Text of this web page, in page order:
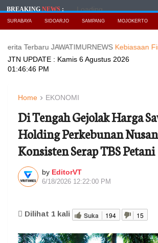
BREAKINGNEWS: Loading...
SURABAYA SIDOARJO SAMPANG MOJOKERTO
JAWATIMURNEWSKebiasaan Finansial
JTN UPDATE : Kamis 6 Agustus 2026
01:46:48 PM
Home EKONOMI
Di Tengah Gejolak Harga
Holding Perkebunan
Konsisten Serap TBS Petani
by EditorVT
6/18/2026 12:22:00 PM
Dilihat 1 kali Suka 194 15